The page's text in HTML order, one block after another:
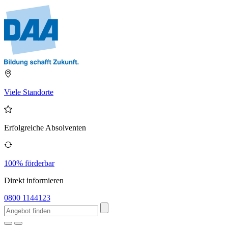
Viele Standorte
Erfolgreiche Absolventen
100% förderbar
Direkt informieren
0800 1144123